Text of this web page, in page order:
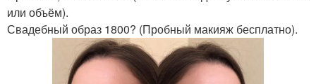
или объём).
Свадебный образ 1800? (Пробный макияж бесплатно).